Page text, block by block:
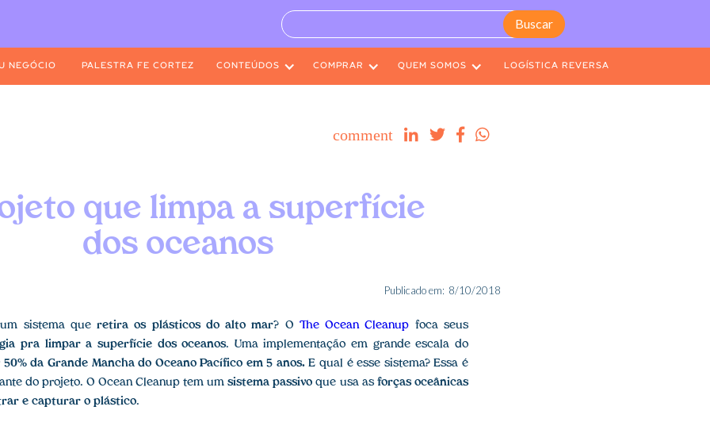
NEGÓCIO PALESTRA FE CORTEZ CONTEÚDOS COMPRAR QUEM SOMOS LOGÍSTICA REVERSA
comment    
que limpa a superfície
dos oceanos
Publicado em: 8/10/2018
sistema que retira os plásticos do alto mar? O The Ocean Cleanup foca seus
pra limpar a superfície dos oceanos. Uma implementação em grande escala do
50% da Grande Mancha do Oceano Pacífico em 5 anos.E qual é esse sistema? Essa é
do projeto. O Ocean Cleanup tem umsistema passivo que usa as forças oceânicas
e capturar o plástico.